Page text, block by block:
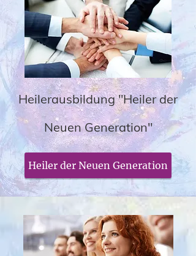
Heilerausbildung "Heiler der
Neuen Generation"
Heiler der Neuen Generation